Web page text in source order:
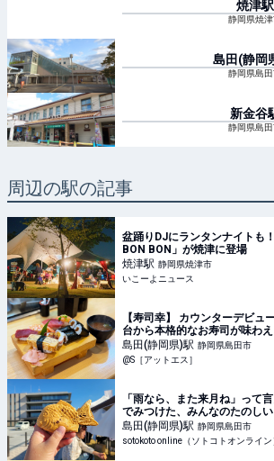
焼津駅
静岡県焼
島田(静岡
静岡県島
新金谷
静岡県島
周辺の駅の記事
盆踊りDJにランタンナイトも
BON BON」が焼津に登場
焼津駅 静岡県焼津市
いこーよニュース
【寿司幸】 カウンターデビュ
台から本格的なお寿司が味わ
店／島田市｜静岡新聞アットエ
島田(静岡県)駅 静岡県島田市
@S［アットエス］
「雨なら、また来月ね」って
でみつけた、みんなのたのしい
sotokoto online（ソトコトオ
島田(静岡県)駅 静岡県島田市
sotokoto online（ソトコトオンライン